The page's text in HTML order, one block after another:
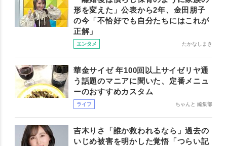
形を変えた」公表から2年、金田朋子
の今「不恰好でも自分たちにはこれが
正解」
エンタメ たかなしまき
華金サイゼ 年100回以上サイゼリヤ通
う話題のマニアに聞いた、定番メニュ
ーのおすすめカスタム
ライフ ちゃんと 編集部
吉木りさ「誰か救われるなら」過去の
いじめ被害を明かした覚悟「つらい記